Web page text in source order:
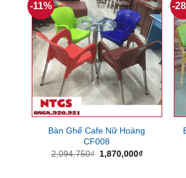
-11%
Bàn Ghế Cafe Nữ Hoàng
CF008
2,094,750₫ Giá
1,870,000₫Giá
-